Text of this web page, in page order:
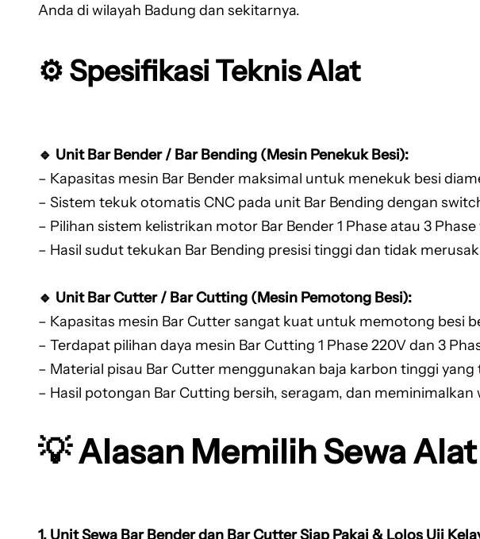
Anda di wilayah Badung dan sekitarnya.
⚙️ Spesifikasi Teknis Alat
🔹 Unit Bar Bender / Bar Bending (Mesin Penekuk Besi):
– Kapasitas mesin Bar Bender maksimal untuk menekuk besi
– Sistem tekuk otomatis CNC pada unit Bar Bending dengan
– Pilihan sistem kelistrikan motor Bar Bender 1 Phase atau 3
– Hasil sudut tekukan Bar Bending presisi tinggi dan tidak
🔹 Unit Bar Cutter / Bar Cutting (Mesin Pemotong Besi):
– Kapasitas mesin Bar Cutter sangat kuat untuk memotong besi
– Terdapat pilihan daya mesin Bar Cutting 1 Phase 220V dan 3
– Material pisau Bar Cutter menggunakan baja karbon tinggi yang
– Hasil potongan Bar Cutting bersih, seragam, dan
💡 Alasan Memilih Sewa
1. Unit Sewa Bar Bender dan Bar Cutter Siap Pakai & Lolos Uji